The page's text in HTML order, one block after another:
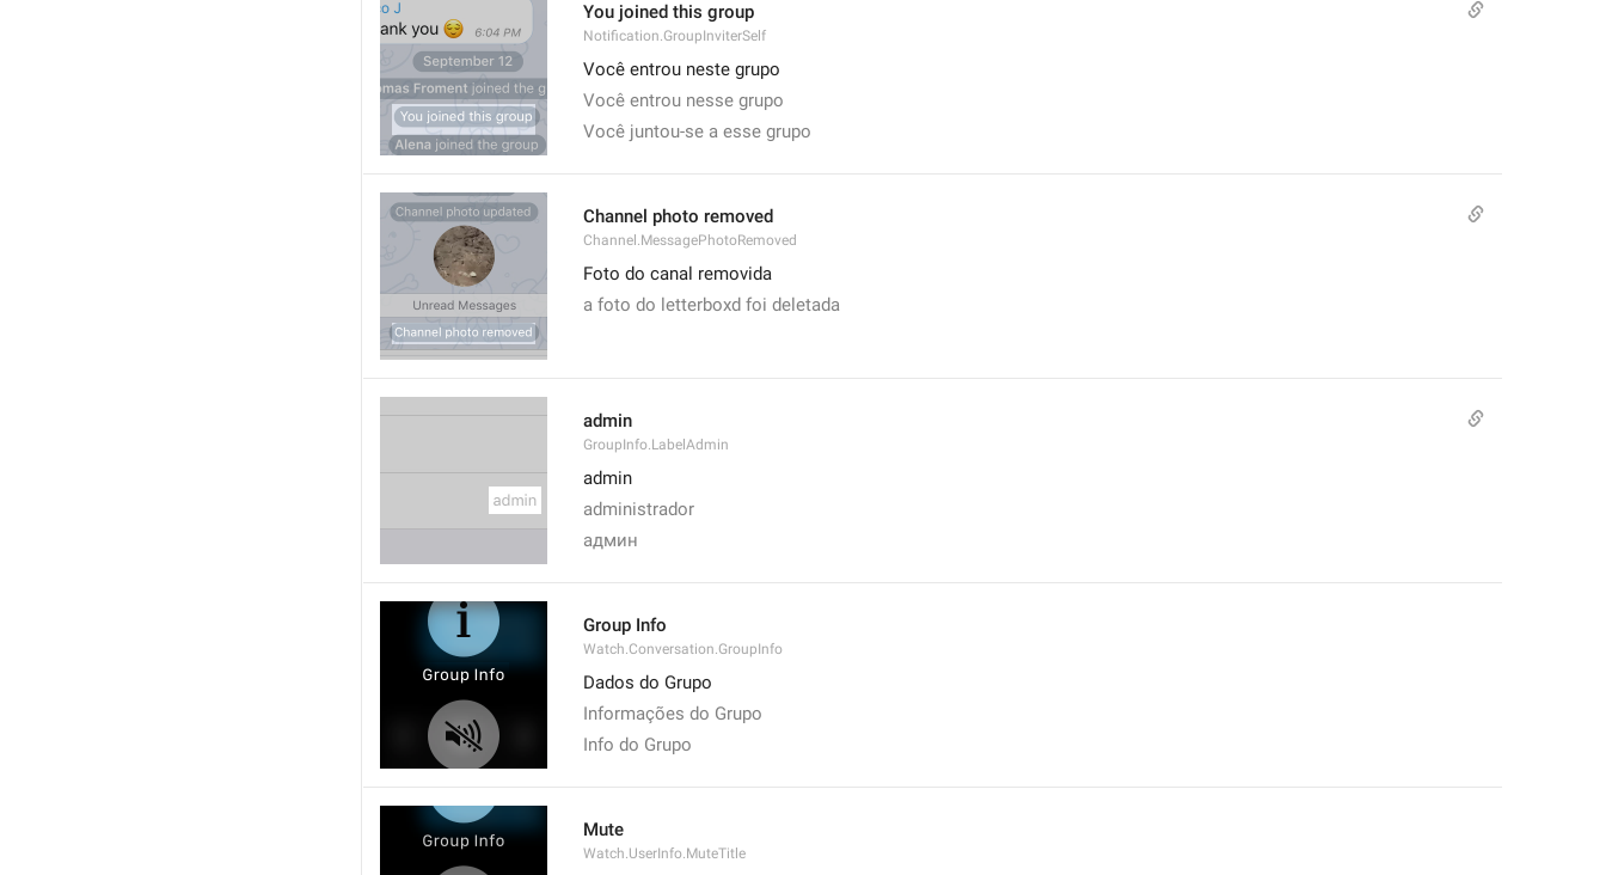
You joined this group
Notification.GroupInviterSelf
Você entrou neste grupo
Você entrou nesse grupo
Você juntou-se a esse grupo
Channel photo removed
Channel.MessagePhotoRemoved
Foto do canal removida
a foto do letterboxd foi deletada
admin
GroupInfo.LabelAdmin
admin
administrador
админ
Group Info
Watch.Conversation.GroupInfo
Dados do Grupo
Informações do Grupo
Info do Grupo
Mute
Watch.UserInfo.MuteTitle